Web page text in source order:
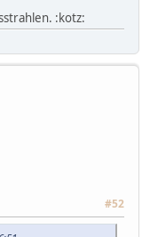
:kotz:
#52